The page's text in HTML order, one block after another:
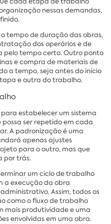
nessas demandas,
tempo de duração das obras,
dos operários e de
pelo tempo certo. Outro ponto
e compra de materiais de
a tempo, seja antes do início
e outra do trabalho.
estabelecer um sistema
ser repetido em cada
A padronização é uma
apenas ajustes
para o outro, mas que
por trás.
um ciclo de trabalho
a execução da obra
Assim, todos os
como o fluxo de trabalho
mais produtividade e uma
envolvidas em uma obra.